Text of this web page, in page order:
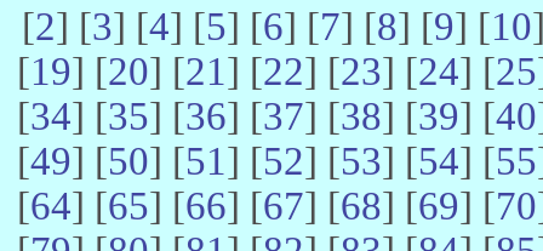
[2] [3] [4] [5] [6] [7] [8] [9] [10
[19] [20] [21] [22] [23] [24] [25
[34] [35] [36] [37] [38] [39] [40
[49] [50] [51] [52] [53] [54] [55
[64] [65] [66] [67] [68] [69] [70